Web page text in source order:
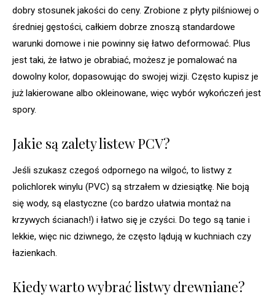
dobry stosunek jakości do ceny. Zrobione z płyty pilśniowej o
średniej gęstości, całkiem dobrze znoszą standardowe
warunki domowe i nie powinny się łatwo deformować. Plus
jest taki, że łatwo je obrabiać, możesz je pomalować na
dowolny kolor, dopasowując do swojej wizji. Często kupisz je
już lakierowane albo okleinowane, więc wybór wykończeń jest
spory.
Jakie są zalety listew PCV?
Jeśli szukasz czegoś odpornego na wilgoć, to listwy z
polichlorek winylu (PVC) są strzałem w dziesiątkę. Nie boją
się wody, są elastyczne (co bardzo ułatwia montaż na
krzywych ścianach!) i łatwo się je czyści. Do tego są tanie i
lekkie, więc nic dziwnego, że często lądują w kuchniach czy
łazienkach.
Kiedy warto wybrać listwy drewniane?